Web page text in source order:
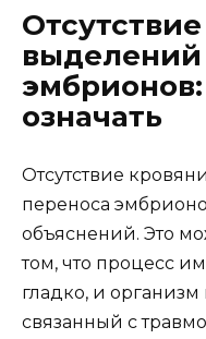
выделений
означать
Отсутствие
переноса
объяснений. Это
том, что процесс
гладко, и организм
связанный с